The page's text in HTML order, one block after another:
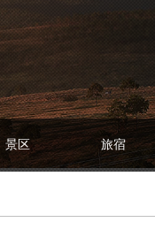
景区 旅宿